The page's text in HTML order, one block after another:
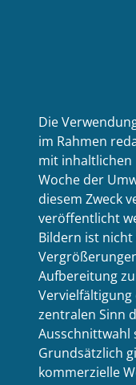
Die
im Rahmen
mit inhaltlichen
Woche der
diesem Zweck
veröffentlicht
Bildern ist
Aufbereitung
Vervielfältigung
zentralen Sinn
Ausschnittwahl
Grundsätzlich
kommerzielle